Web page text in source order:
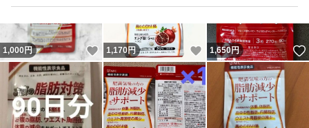
1,000 円 いいね！
1,170円 いいね！
1,650円